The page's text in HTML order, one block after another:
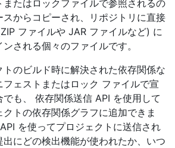
またはロックファイルで参照されるの
スからコピーされ、リポジトリに直接
ファイルや JAR ファイルなど) に
される個々のファイルです。
のビルド時に解決された依存関係な
フェストまたはロック ファイルで宣
も、 依存関係送信 API を使用して
トの依存関係グラフに追加できま
を使ってプロジェクトに送信され
にどの検出機能が使われたか、いつ